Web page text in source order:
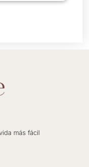
más fácil